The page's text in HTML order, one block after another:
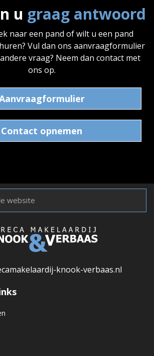
u graag antwoord
naar een pand of wilt u een pand
Vul dan ons aanvraagformulier
vraag? Neem dan contact met
ons op.
Contact opnemen
knook-verbaas.nl